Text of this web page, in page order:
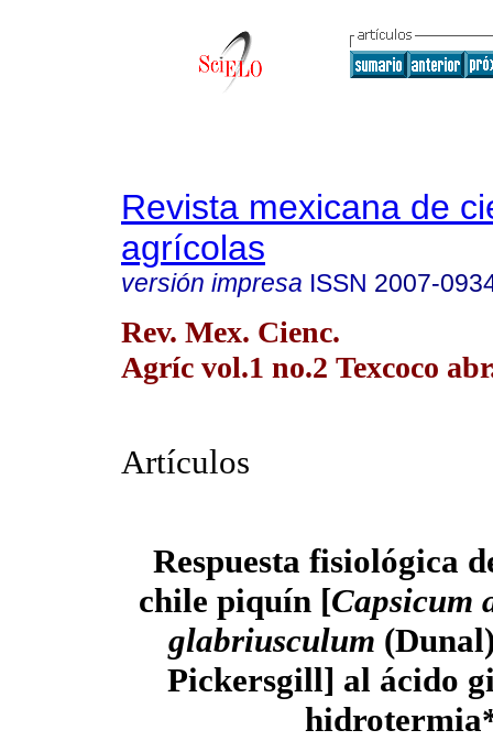
Revista mexicana de
agrícolas
versión impresa ISSN 2007-
Rev. Mex. Cienc.
Agríc vol.1 no.2 Texcoco
Artículos
Respuesta fisiológica
chile piquín [Capsicum
glabriusculum
Pickersgill] al ácido